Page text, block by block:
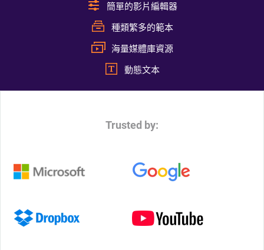
簡單的影片編輯器
種類繁多的範本
海量媒體庫資源
動態文本
Trusted by: